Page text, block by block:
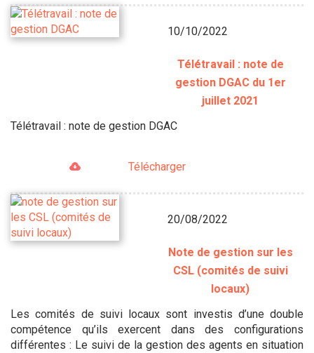
10/10/2022
Télétravail : note de
gestion DGAC du 1er
juillet 2021
Télétravail : note de gestion DGAC
Télécharger
20/08/2022
Note de gestion sur les
CSL (comités de suivi
locaux)
Les comités de suivi locaux sont investis d’une double
compétence qu’ils exercent dans des configurations
différentes : Le suivi de la gestion des agents en situation